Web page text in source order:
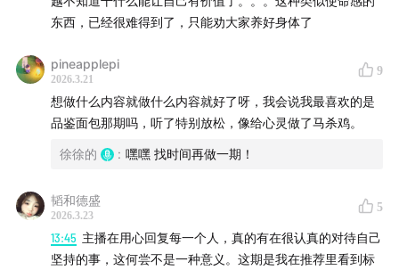
东西，已经很难得到了，只能劝大家养好身体了
pineapplepi
2026.3.21
9
想做什么内容就做什么内容就好了呀，我会说我最喜欢的是
品鉴面包那期吗，听了特别放松，像给心灵做了马杀鸡。
徐徐的 : 嘿嘿 找时间再做一期！
韬和德盛
2026.3.23
5
13:45 主播在用心回复每一个人，真的有在很认真的对待自己
坚持的事，这何尝不是一种意义。这期是我在推荐里看到标